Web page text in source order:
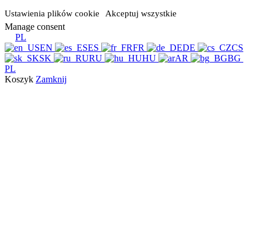
Ustawienia plików cookie Akceptuj wszystkie
Manage consent
PL
EN
ES FR DE
CS
SK
RU HU AR
BG
PL
Koszyk Zamknij